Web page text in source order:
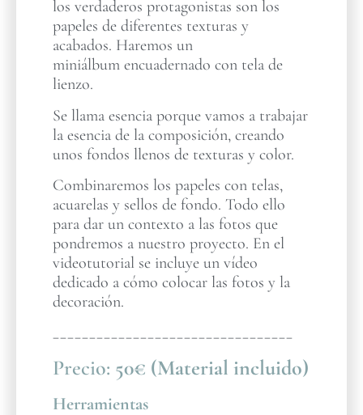
los verdaderos protagonistas son los
papeles de diferentes texturas y
acabados. Haremos un
miniálbum encuadernado con tela de
lienzo.
Se llama esencia porque vamos a trabajar
la esencia de la composición, creando
unos fondos llenos de texturas y color.
Combinaremos los papeles con telas,
acuarelas y sellos de fondo. Todo ello
para dar un contexto a las fotos que
pondremos a nuestro proyecto. En el
videotutorial se incluye un vídeo
dedicado a cómo colocar las fotos y la
decoración.
_________________________________
Precio: 50€ (Material incluido)
Herramientas